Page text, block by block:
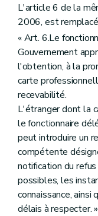
L'article 6 de la
2006, est
« Art. 6.Le
Gouvernement
l'obtention, à la
carte
recevabilité.
L'étranger dont la
le fonctionnaire
peut introduire un
compétente
notification du
possibles, les
connaissance,
délais à respecter.